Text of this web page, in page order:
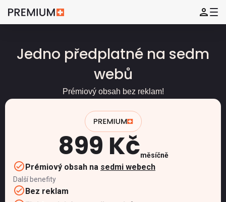
Jedno předplatné na sedm
webů
Prémiový obsah bez reklam!
899 Kčměsíčně
Prémiový obsah na sedmi webech
Další benefity
Bez reklam